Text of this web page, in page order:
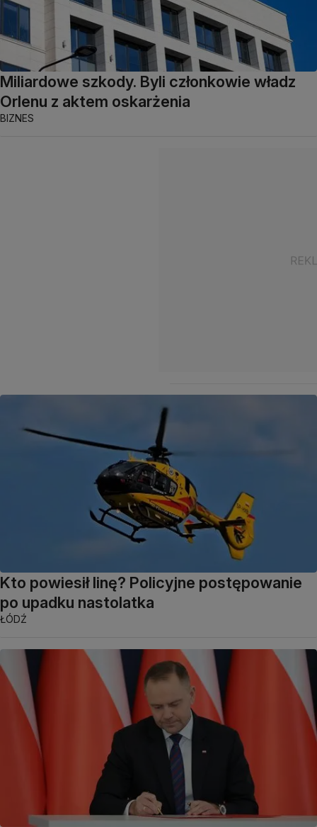
Miliardowe szkody. Byli członkowie władz
Orlenu z aktem oskarżenia
BIZNES
Kto powiesił linę? Policyjne postępowanie
po upadku nastolatka
ŁÓDŹ